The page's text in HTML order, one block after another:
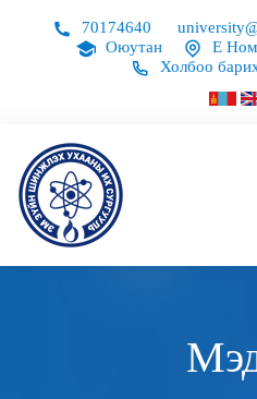
70174640
Оюутан
Е
Холбоо